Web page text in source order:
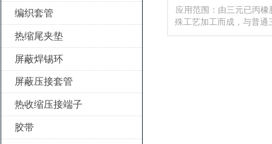
编织套管
热缩尾夹垫
屏蔽焊锡环
屏蔽压接套管
热收缩压接端子
胶带
应用范围：由三元已丙
殊工艺加工而成，与普通